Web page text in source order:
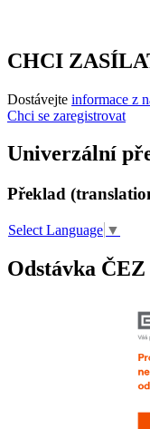
CHCI
Dostávejte informace z
Chci se zaregistrovat
Univerzální
Překlad
Select Language ▼
Odstávka ČEZ